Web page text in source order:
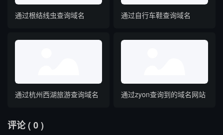
通过根结线虫查询域名 通过自行车鞋查询域名
通过杭州西湖旅游查询域名 通过zyon查询到的域名网站
评论( 0 )